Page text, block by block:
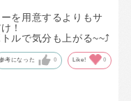
を用意するよりもサ
！
ルで気分も上がる~~⤴️
参考になった 0 Like! 0